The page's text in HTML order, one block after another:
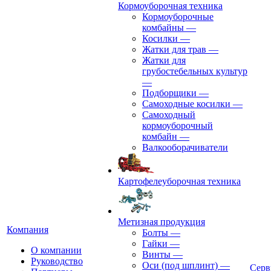
Компания
О компании
Руководство
Кормоуборочная техника
Кормоуборочные
комбайны —
Косилки —
Жатки для трав —
Жатки для
грубостебельных культур
—
Подборщики —
Самоходные косилки —
Самоходный
кормоуборочный
комбайн —
Валкооборачиватели
Картофелеуборочная техника
Метизная продукция
Болты —
Гайки —
Винты —
Оси (под шплинт) —